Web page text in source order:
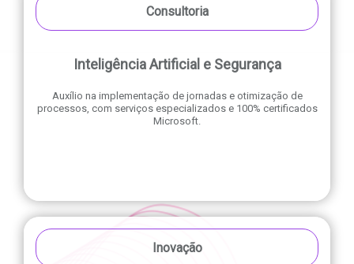
Consultoria
Inteligência Artificial e Segurança
Auxílio na implementação de jornadas e otimização de
processos, com serviços especializados e 100% certificados
Microsoft.
Inovação